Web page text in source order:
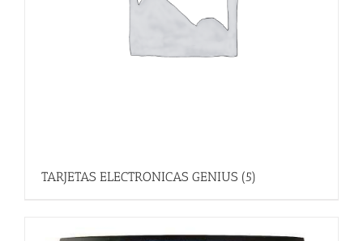
TARJETAS ELECTRONICAS GENIUS (5)